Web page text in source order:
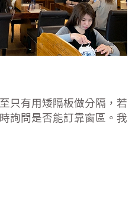
只有用矮隔板做分隔，若
詢問是否能訂靠窗區。我